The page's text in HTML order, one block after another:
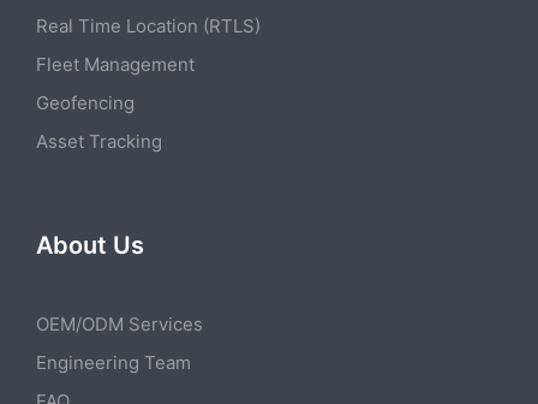
Real Time Location (RTLS)
Fleet Management
Geofencing
Asset Tracking
About Us
OEM/ODM Services
Engineering Team